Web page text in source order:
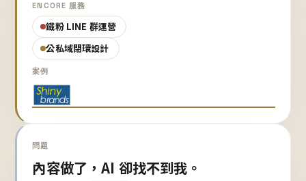
ENCORE 服務
鐵粉 LINE 群運營
公私域閉環設計
案例
問題
內容做了，AI 卻找不到我。